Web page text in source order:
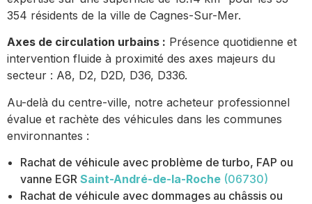
354 résidents de la ville de Cagnes-Sur-Mer.
Axes de circulation urbains : Présence quotidienne et
intervention fluide à proximité des axes majeurs du
secteur : A8, D2, D2D, D36, D336.
Au-delà du centre-ville, notre acheteur professionnel
évalue et rachète des véhicules dans les communes
environnantes :
Rachat de véhicule avec problème de turbo, FAP ou
vanne EGR Saint-André-de-la-Roche (06730)
Rachat de véhicule avec dommages au châssis ou